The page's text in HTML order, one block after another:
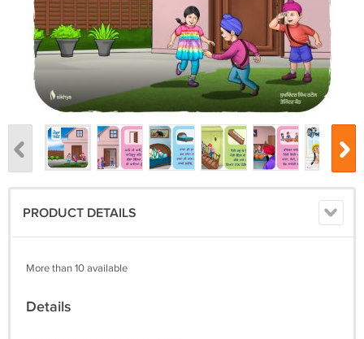
PRODUCT DETAILS
More than 10 available
Details